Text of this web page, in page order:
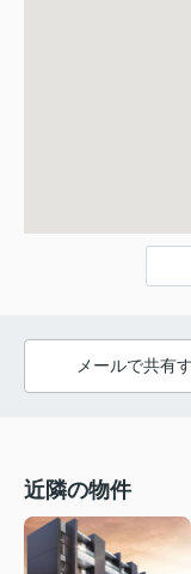
メールで共有
近隣の物件